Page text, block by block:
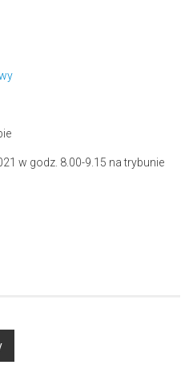
w godz. 8.00-9.15 na trybunie